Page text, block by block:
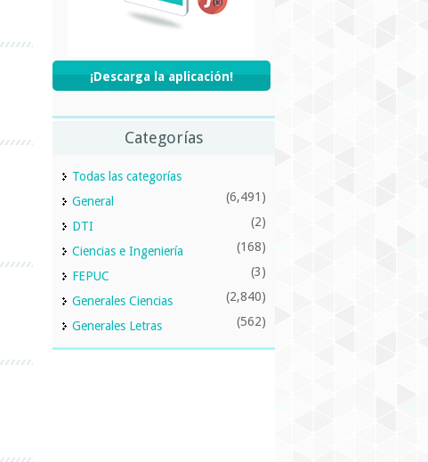
¡Descarga la aplicación!
Categorías
Todas las categorías
General
(6,491)
DTI (2)
Ciencias e Ingeniería (168)
FEPUC (3)
Generales Ciencias (2,840)
Generales Letras (562)